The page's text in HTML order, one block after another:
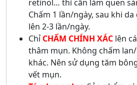
retinol… thì cần làm quen
Chấm 1 lần/ngày, sau khi
lên 2-3 lần/ngày.
Chỉ CHẤM CHÍNH XÁC lên
thâm mụn. Không chấm
khác. Nên sử dụng tăm
vết mụn.